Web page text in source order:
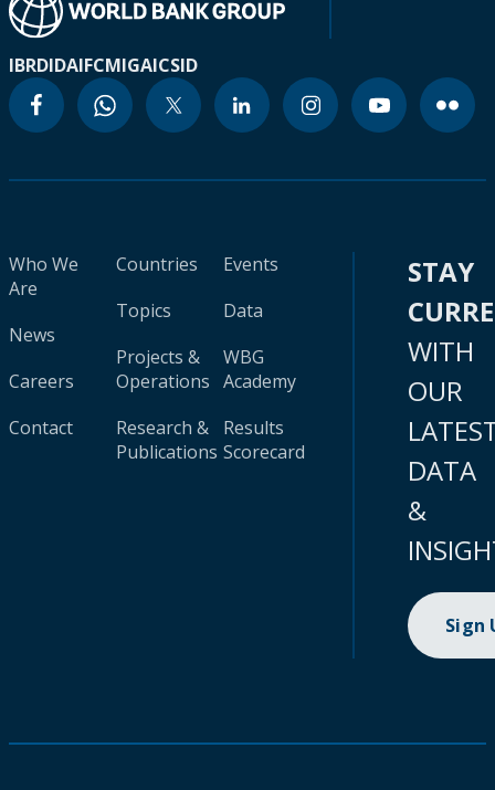
IBRDIDAIFCMIGAICSID
Who We
Are
News
Careers
Contact
Countries
Topics
Projects &
Operations
Research &
Publications
Events
Data
WBG
Academy
Results
Scorecard
STAY
WITH
OUR
DATA
&
Sign